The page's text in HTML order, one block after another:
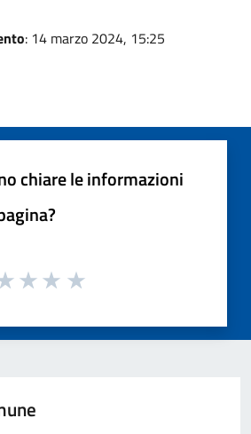
: 14 marzo 2024, 15:25
chiare le informazioni